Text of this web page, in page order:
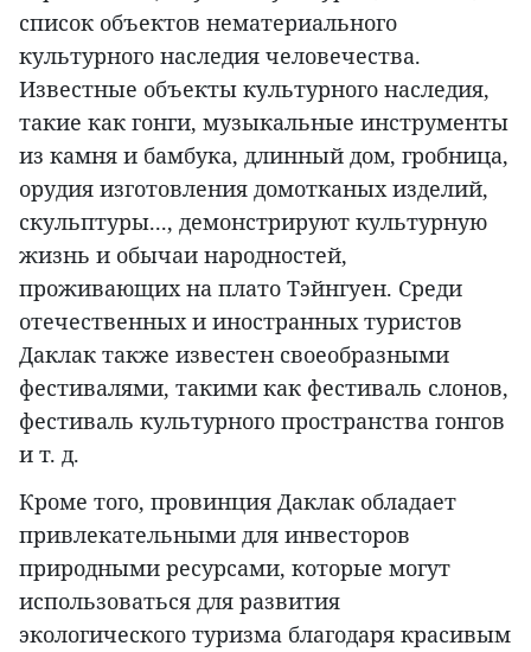
список объектов нематериального
культурного наследия человечества.
Известные объекты культурного наследия,
такие как гонги, музыкальные инструменты
из камня и бамбука, длинный дом, гробница,
орудия изготовления домотканых изделий,
скульптуры..., демонстрируют культурную
жизнь и обычаи народностей,
проживающих на плато Тэйнгуен. Среди
отечественных и иностранных туристов
Даклак также известен своеобразными
фестивалями, такими как фестиваль слонов,
фестиваль культурного пространства гонгов
и т. д.
Кроме того, провинция Даклак обладает
привлекательными для инвесторов
природными ресурсами, которые могут
использоваться для развития
экологического туризма благодаря красивым